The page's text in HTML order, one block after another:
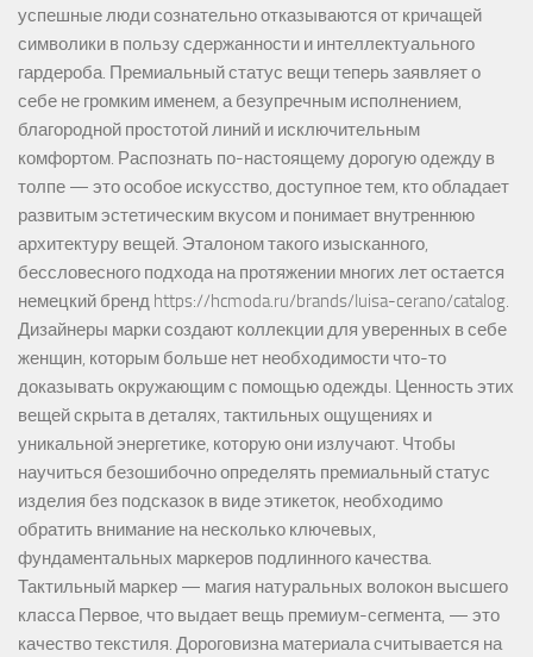
успешные люди сознательно отказываются от кричащей
символики в пользу сдержанности и интеллектуального
гардероба. Премиальный статус вещи теперь заявляет о
себе не громким именем, а безупречным исполнением,
благородной простотой линий и исключительным
комфортом. Распознать по-настоящему дорогую одежду в
толпе — это особое искусство, доступное тем, кто обладает
развитым эстетическим вкусом и понимает внутреннюю
архитектуру вещей. Эталоном такого изысканного,
бессловесного подхода на протяжении многих лет остается
немецкий бренд https://hcmoda.ru/brands/luisa-cerano/catalog.
Дизайнеры марки создают коллекции для уверенных в себе
женщин, которым больше нет необходимости что-то
доказывать окружающим с помощью одежды. Ценность этих
вещей скрыта в деталях, тактильных ощущениях и
уникальной энергетике, которую они излучают. Чтобы
научиться безошибочно определять премиальный статус
изделия без подсказок в виде этикеток, необходимо
обратить внимание на несколько ключевых,
фундаментальных маркеров подлинного качества.
Тактильный маркер — магия натуральных волокон высшего
класса Первое, что выдает вещь премиум-сегмента, — это
качество текстиля. Дороговизна материала считывается на